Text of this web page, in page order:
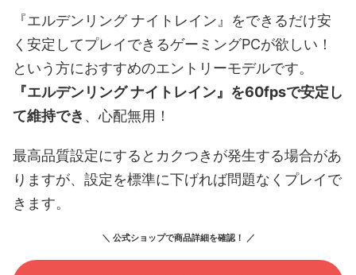
『エルデンリング ナイトレイン』をできるだけ安
く安定してプレイできるゲーミングPCが欲しい！
という方におすすめのエントリーモデルです。
『エルデンリング ナイトレイン』を60fpsで安定し
て維持でき 、心配無用！
最高品質設定にするとカクつきが発生する場合があ
りますが、設定を標準に下げれば問題なくプレイで
きます。
＼ 公式ショップで商品詳細を確認！ ／